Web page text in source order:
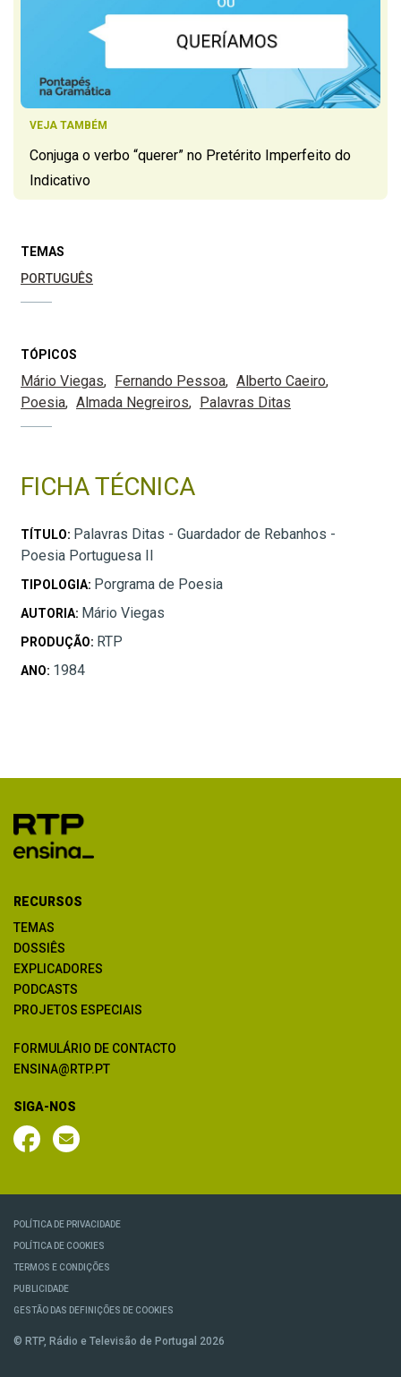
VEJA TAMBÉM
Conjuga o verbo “querer” no Pretérito Imperfeito do
Indicativo
TEMAS
PORTUGUÊS
TÓPICOS
Mário Viegas Fernando Pessoa
Alberto Caeiro
Poesia
Almada Negreiros Palavras Ditas
FICHA TÉCNICA
TÍTULO: Palavras Ditas - Guardador de Rebanhos -
Poesia Portuguesa II
TIPOLOGIA: Porgrama de Poesia
AUTORIA: Mário Viegas
PRODUÇÃO: RTP
ANO: 1984
RECURSOS
TEMAS
DOSSIÊS
EXPLICADORES
PODCASTS
PROJETOS ESPECIAIS
FORMULÁRIO DE CONTACTO
ENSINA@RTP.PT
SIGA-NOS
POLÍTICA DE PRIVACIDADE
POLÍTICA DE COOKIES
TERMOS E CONDIÇÕES
PUBLICIDADE
GESTÃO DAS DEFINIÇÕES DE COOKIES
© RTP, Rádio e Televisão de Portugal 2026